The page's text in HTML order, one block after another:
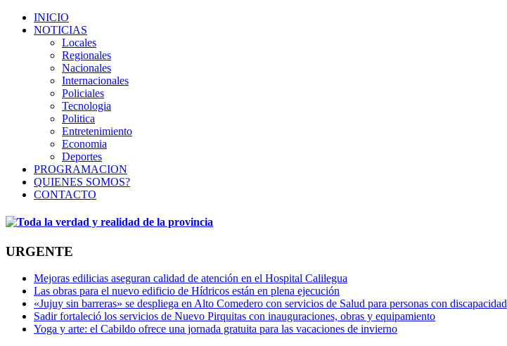
INICIO
NOTICIAS
Locales
Regionales
Nacionales
Internacionales
Policiales
Tecnologia
Politica
Entretenimiento
Economia
Deportes
PROGRAMACION
QUIENES SOMOS?
CONTACTO
URGENTE
Mejoras edilicias aseguran calidad de atención en el Hospital Calilegua
Las obras para el nuevo edificio de Hídricos están en plena ejecución
«Jujuy sin barreras» se despliega en Alto Comedero con servicios de Salud para personas con discapacidad
Sadir fortaleció los servicios de Nuevo Pirquitas con inauguraciones, obras y equipamiento
Yoga y arte: el Cabildo ofrece una jornada gratuita para las vacaciones de invierno